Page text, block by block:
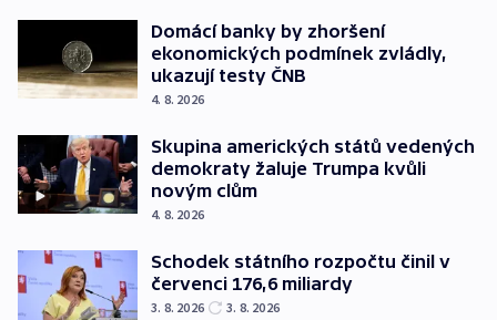
Domácí banky by zhoršení
ekonomických podmínek zvládly,
ukazují testy ČNB
4. 8. 2026
Skupina amerických států vedených
demokraty žaluje Trumpa kvůli
novým clům
4. 8. 2026
Schodek státního rozpočtu činil v
červenci 176,6 miliardy
3. 8. 2026 3. 8. 2026